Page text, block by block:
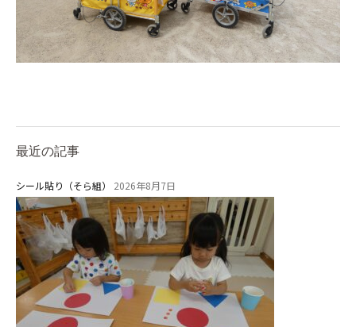
最近の記事
シール貼り（そら組） 2026年8月7日